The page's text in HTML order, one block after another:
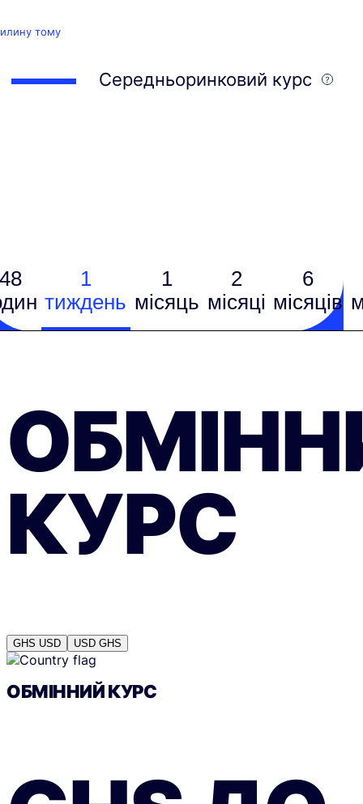
тому
Середньоринковий курс
48
1
тиждень
1
місяць
2
місяці
6
місяців
КУРС
GHS USD USD GHS
ОБМІННИЙ КУРС